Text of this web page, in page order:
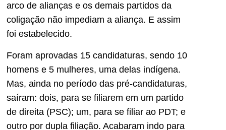
arco de alianças e os demais partidos da
coligação não impediam a aliança. E assim
foi estabelecido.
Foram aprovadas 15 candidaturas, sendo 10
homens e 5 mulheres, uma delas indígena.
Mas, ainda no período das pré-candidaturas,
saíram: dois, para se filiarem em um partido
de direita (PSC); um, para se filiar ao PDT; e
outro por dupla filiação. Acabaram indo para